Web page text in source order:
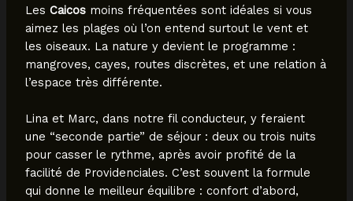
Les Caicosmoins fréquentées sont idéales si vous
aimez les plages où l’on entend surtout le vent et
les oiseaux. La nature y devient le programme :
mangroves, cayes, routes discrètes, et une relation à
l’espace très différente.
Lina et Marc, dans notre fil conducteur, y feraient
une “seconde partie” de séjour : deux ou trois nuits
pour casser le rythme, après avoir profité de la
facilité de Providenciales. C’est souvent la formule
qui donne le meilleur équilibre : confort d’abord,